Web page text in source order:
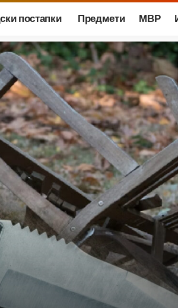
постапки Предмети МВР